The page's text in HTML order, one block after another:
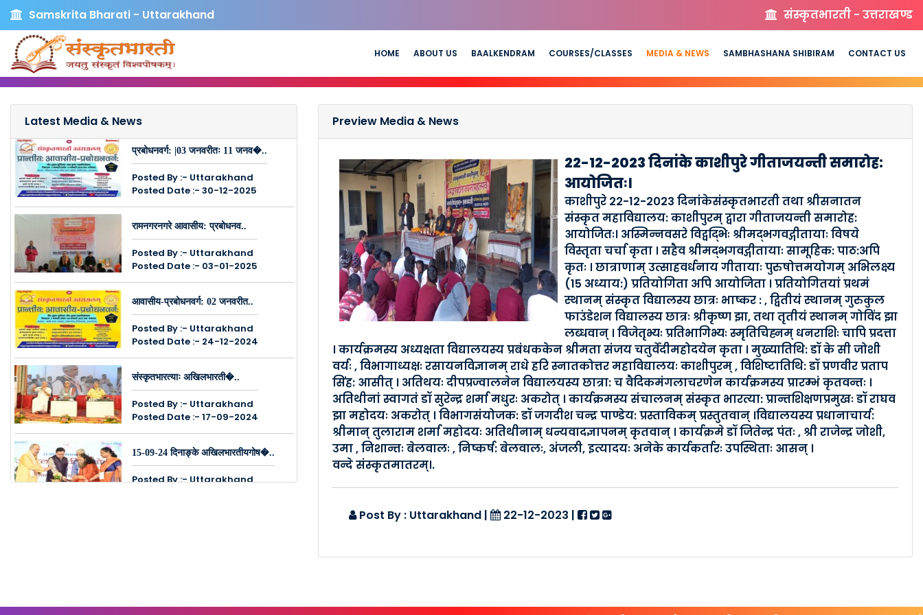
Samskrita Bharati - Uttarakhand संस्कृतभारती - उत्तराखण्ड
HOME ABOUT US BAALKENDRAM COURSES/CLASSES MEDIA & NEWS SAMBHASHANA SHIBIRAM CONTACT US
Latest Media & News
प्रबोधनवर्ग: |03 जनवरीतः 11 जनव�..
Posted By :- Uttarakhand
Posted Date :- 30-12-2025
रामनगरनगरे आवासीय: प्रबोधनव..
Posted By :- Uttarakhand
Posted Date :- 03-01-2025
आवासीय-प्रबोधनवर्ग: 02 जनवरीत..
Posted By :- Uttarakhand
Posted Date :- 24-12-2024
संस्कृतभारत्याः अखिलभारती�..
Posted By :- Uttarakhand
Posted Date :- 17-09-2024
15-09-24 दिनाङ्के अखिलभारतीयगोष�..
Posted By :- Uttarakhand
Preview Media & News
22-12-2023 दिनांके काशीपुरे गीताजयन्ती समारोह:
आयोजितः।
काशीपुरे 22-12-2023 दिनांकेसंस्कृतभारती तथा श्रीसनातन
संस्कृत महाविद्यालय: काशीपुरम् द्वारा गीताजयन्ती समारोह:
आयोजितः। अस्मिन्नवसरे विद्वद्भिः श्रीमद्भगवद्गीतायाः विषये
विस्तृता चर्चा कृता । सहैव श्रीमद्भगवद्गीतायाः सामूहिक: पाठ:अपि
कृतः । छात्राणाम् उत्साहवर्धनाय गीतायाः पुरुषोत्तमयोगम् अभिलक्ष्य
(15 अध्याय:) प्रतियोगिता अपि आयोजिता । प्रतियोगितयां प्रथमं
स्थानम् संस्कृत विद्यालस्य छात्रः भाष्कर : , द्वितीयं स्थानम् गुरुकुल
फाउंडेशन विद्यालस्य छात्रः श्रीकृष्ण झा, तथा तृतीयं स्थानम् गोविंद झा
लब्धवान् । विजेतृभ्यः प्रतिभागिभ्यः स्मृतिचिह्नम् धनराशिः चापि प्रदत्ता
। कार्यक्रमस्य अध्यक्षता विद्यालयस्य प्रबंधककेन श्रीमता संजय चतुर्वेदीमहोदयेन कृता । मुख्यातिथि: डॉ के सी जोशी
वर्यः , विभागाध्यक्षः रसायनविज्ञानम् राधे हरि स्नातकोत्तर महाविद्यालयः काशीपुरम् , विशिष्टातिथि: डॉ प्रणवीर प्रताप
सिंह: आसीत् । अतिथयः दीपप्रज्वालनेन विद्यालयस्य छात्रा: च वैदिकमंगलाचरणेन कार्यक्रमस्य प्रारम्भं कृतवन्तः ।
अतिथीनां स्वागतं डॉ सुरेन्द्र शर्मा मधुरः अकरोत् । कार्यक्रमस्य संचालनम् संस्कृत भारत्या: प्रान्तशिक्षणप्रमुखः डॉ राघव
झा महोदयः अकरोत् । विभागसंयोजक: डॉ जगदीश चन्द्र पाण्डेय: प्रस्ताविकम् प्रस्तुतवान् ।विद्यालयस्य प्रधानाचार्य:
श्रीमान् तुलाराम शर्मा महोदयः अतिथीनाम् धन्यवादज्ञापनम् कृतवान् । कार्यक्रमे डॉ जितेन्द्र पंतः , श्री राजेन्द्र जोशी,
उमा , निशान्तः बेलवालः , निष्कर्ष: बेलवालः, अंजली, इत्यादयः अनेके कार्यकर्तारः उपस्थिताः आसन् ।
वन्दे संस्कृतमातरम्।.
Post By : Uttarakhand | 22-12-2023 |